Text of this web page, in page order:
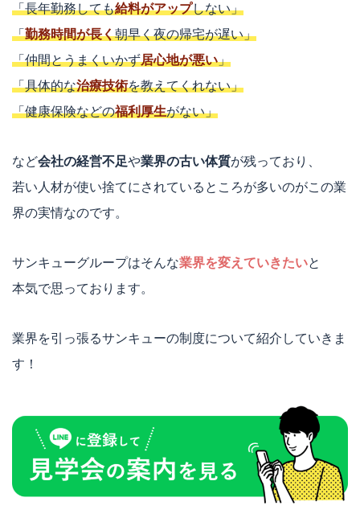
「長年勤務しても給料がアップしない」
「勤務時間が長く朝早く夜の帰宅が遅い」
「仲間とうまくいかず居心地が悪い」
「具体的な治療技術を教えてくれない」
「健康保険などの福利厚生がない」
など会社の経営不足や業界の古い体質が残っており、
若い人材が使い捨てにされているところが多いのがこの業
界の実情なのです。
サンキューグループはそんな業界を変えていきたいと
本気で思っております。
業界を引っ張るサンキューの制度について紹介していきま
す！